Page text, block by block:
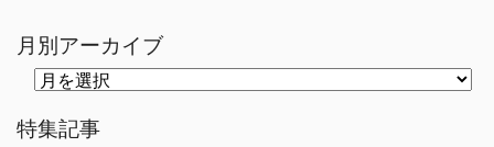
月別アーカイブ
ー
カ
特集記事